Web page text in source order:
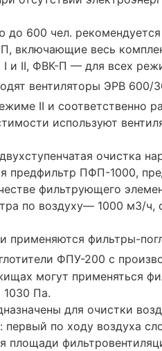
600 чел.
включающие весь
I и II, ФВК-П — для всех
вентиляторы ЭРВ
II и соответственно
используют
очистка
предфильтр ПФП-1000,
фильтрующего
по воздуху— 1000 м3/
применяются фильтры-
ФПУ-200 с
могут применяться
Па.
для очистки
первый по ходу воздуха
площади